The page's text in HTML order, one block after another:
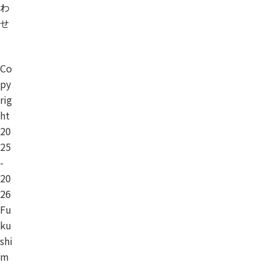
わ
せ
Co
py
rig
ht
20
25
-
20
26
Fu
ku
shi
m